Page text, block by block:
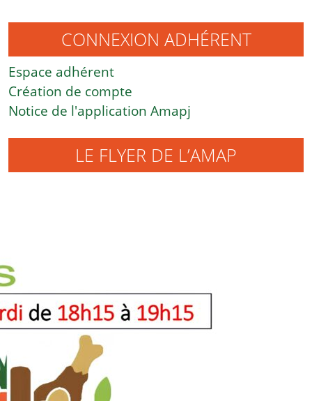
CONNEXION ADHÉRENT
Espace adhérent
Création de compte
Notice de l'application Amapj
LE FLYER DE L’AMAP